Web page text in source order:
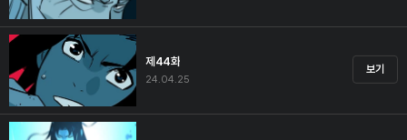
제44화
24.04.25
보기